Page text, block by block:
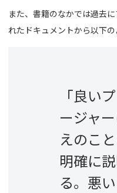
また、書籍のなかでは過去
れたドキュメントから以下
「良い
ージャ
えのこ
明確に
る。悪